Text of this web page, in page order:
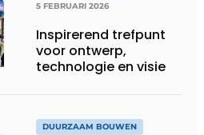
5 FEBRUARI 2026
Inspirerend trefpunt
voor ontwerp,
technologie en visie
DUURZAAM BOUWEN